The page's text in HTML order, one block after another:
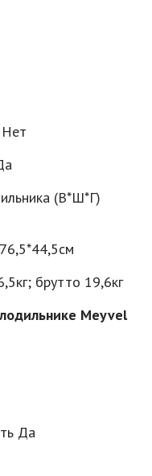
(В*Ш*Г)
брутто 19,6кг
Meyvel
Да